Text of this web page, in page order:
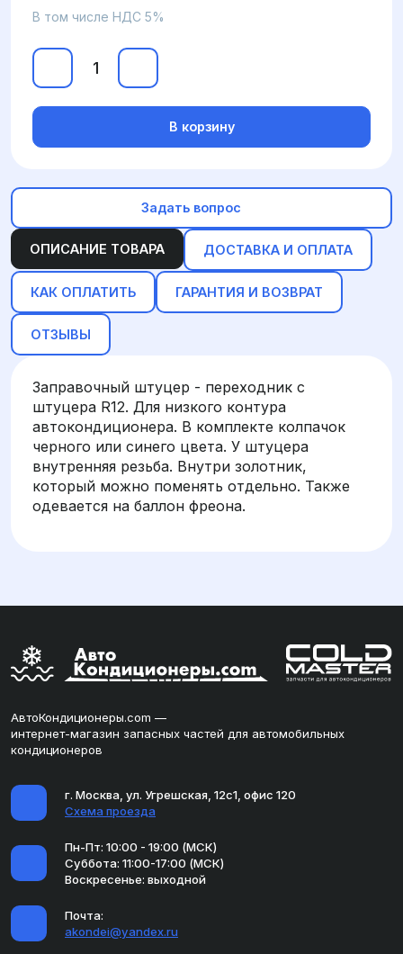
ОПИСАНИЕ ТОВАРА ДОСТАВКА И ОПЛАТА
КАК ОПЛАТИТЬ ГАРАНТИЯ И ВОЗВРАТ
ОТЗЫВЫ
Заправочный штуцер - переходник с
штуцера R12. Для низкого контура
автокондиционера. В комплекте колпачок
черного или синего цвета. У штуцера
внутренняя резьба. Внутри золотник,
который можно поменять отдельно. Также
одевается на баллон фреона.
В том числе НДС 5%
В корзину
Задать вопрос
АвтоКондиционеры.com —
интернет-магазин запасных частей для автомобильных
кондиционеров
г. Москва, ул. Угрешская, 12с1, офис 120
Схема проезда
Пн-Пт: 10:00 - 19:00 (МСК)
Суббота: 11:00-17:00 (МСК)
Воскресенье: выходной
Почта:
akondei@yandex.ru